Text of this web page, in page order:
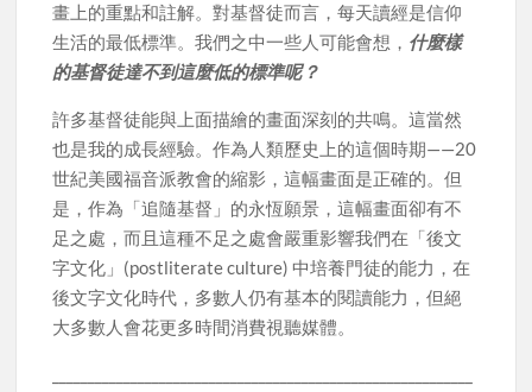
畫上的重點和註解。對基督徒而言，每天讀經是信仰
生活的最低標準。我們之中一些人可能會想， 什麼樣
的基督徒達不到這麼低的標準呢？
許多基督徒能與上面描繪的畫面深刻的共鳴。這當然
也是我的成長經驗。作為人類歷史上的這個時期——20
世紀美國福音派教會的縮影，這幅畫面是正確的。但
是，作為「追隨基督」的永恆願景，這幅畫面卻有不
足之處，而且這種不足之處會嚴重影響我們在「後文
字文化」(postliterate culture) 中培養門徒的能力，在
後文字文化時代，多數人仍有基本的閱讀能力，但絕
大多數人會花更多時間消費視聽媒體。